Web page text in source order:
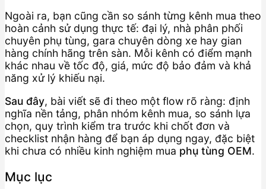
Ngoài ra, bạn cũng cần so sánh từng kênh mua theo
hoàn cảnh sử dụng thực tế: đại lý, nhà phân phối
chuyên phụ tùng, gara chuyên dòng xe hay gian
hàng chính hãng trên sàn. Mỗi kênh có điểm mạnh
khác nhau về tốc độ, giá, mức độ bảo đảm và khả
năng xử lý khiếu nại.
Sau đây, bài viết sẽ đi theo một flow rõ ràng: định
nghĩa nền tảng, phân nhóm kênh mua, so sánh lựa
chọn, quy trình kiểm tra trước khi chốt đơn và
checklist nhận hàng để bạn áp dụng ngay, đặc biệt
khi chưa có nhiều kinh nghiệm mua phụ tùng OEM.
Mục lục